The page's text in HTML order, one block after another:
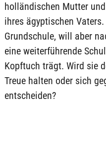
holländischen Mutter
ihres ägyptischen
Grundschule, will aber
eine weiterführende
Kopftuch trägt. Wird sie
Treue halten oder sich
entscheiden?